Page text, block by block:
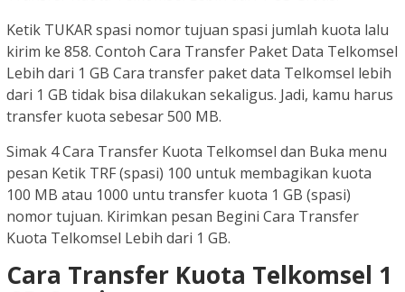
Ketik TUKAR spasi nomor tujuan spasi jumlah kuota lalu
kirim ke 858. Contoh Cara Transfer Paket Data Telkomsel
Lebih dari 1 GB Cara transfer paket data Telkomsel lebih
dari 1 GB tidak bisa dilakukan sekaligus. Jadi, kamu harus
transfer kuota sebesar 500 MB.
Simak 4 Cara Transfer Kuota Telkomsel dan Buka menu
pesan Ketik TRF (spasi) 100 untuk membagikan kuota
100 MB atau 1000 untu transfer kuota 1 GB (spasi)
nomor tujuan. Kirimkan pesan Begini Cara Transfer
Kuota Telkomsel Lebih dari 1 GB.
Cara Transfer Kuota Telkomsel 1